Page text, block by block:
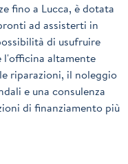
fino a Lucca, è dotata
ad assisterti in
di usufruire
l'officina altamente
riparazioni, il noleggio
e una consulenza
di finanziamento più